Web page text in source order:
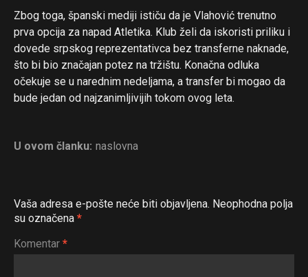
Zbog toga, španski mediji ističu da je Vlahović trenutno
prva opcija za napad Atletika. Klub želi da iskoristi priliku i
dovede srpskog reprezentativca bez transferne naknade,
što bi bio značajan potez na tržištu. Konačna odluka
očekuje se u narednim nedeljama, a transfer bi mogao da
bude jedan od najzanimljivijih tokom ovog leta.
U ovom članku: naslovna
Vaša adresa e-pošte neće biti objavljena. Neophodna polja
su označena *
Komentar *